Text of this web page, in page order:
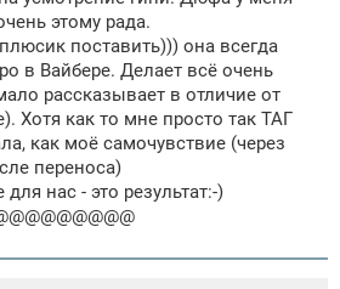
этому рада.
поставить))) она всегда
в Вайбере. Делает всё очень
рассказывает в отличие от
Хотя как то мне просто так ТАГ
как моё самочувствие (через
переноса)
нас - это результат:-)